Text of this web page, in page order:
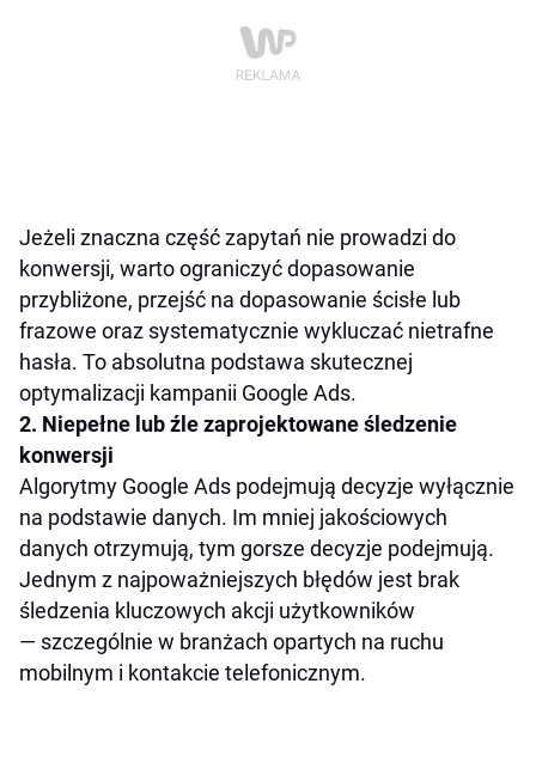
Jeżeli znaczna część zapytań nie prowadzi do
konwersji, warto ograniczyć dopasowanie
przybliżone, przejść na dopasowanie ścisłe lub
frazowe oraz systematycznie wykluczać nietrafne
hasła. To absolutna podstawa skutecznej
optymalizacji kampanii Google Ads.
2. Niepełne lub źle zaprojektowane śledzenie
konwersji
Algorytmy Google Ads podejmują decyzje wyłącznie
na podstawie danych. Im mniej jakościowych
danych otrzymują, tym gorsze decyzje podejmują.
Jednym z najpoważniejszych błędów jest brak
śledzenia kluczowych akcji użytkowników
— szczególnie w branżach opartych na ruchu
mobilnym i kontakcie telefonicznym.